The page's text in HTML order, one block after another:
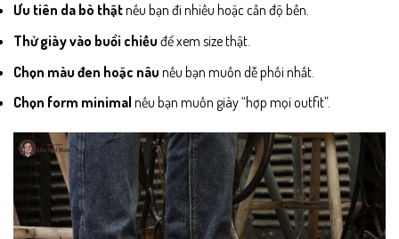
Ưu tiên da bò thậtnếu bạn đi nhiều hoặc cần độ bền.
Thử giày vào buổi chiều để xem size thật.
Chọn màu đen hoặc nâu nếu bạn muốn dễ phối nhất.
Chọn form minimal nếu bạn muốn giày “hợp mọi outfit”.